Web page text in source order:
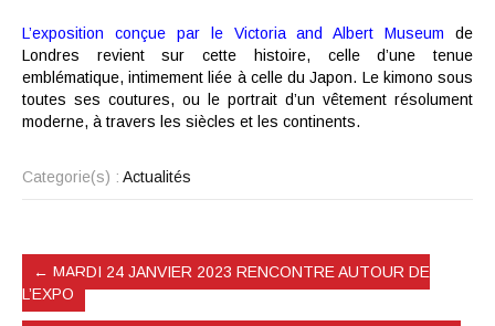
L’exposition conçue par le Victoria and Albert Museum de
Londres revient sur cette histoire, celle d’une tenue
emblématique, intimement liée à celle du Japon. Le kimono sous
toutes ses coutures, ou le portrait d’un vêtement résolument
moderne, à travers les siècles et les continents.
Categorie(s) : Actualités
← MARDI 24 JANVIER 2023 RENCONTRE AUTOUR DE
L’EXPO